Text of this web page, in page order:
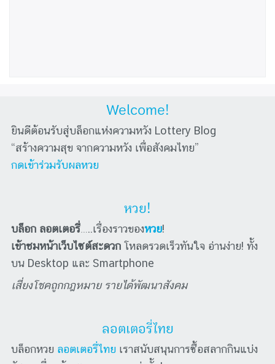
Welcome!
ยินดีต้อนรับสู่บล็อกแห่งความหวัง Lottery Blog
“สร้างความสุข จากความหวัง เพื่อสังคมไทย”
กดเข้าร่วมรับผลหวย
หวย!
บล็อก ลอตเตอรี่…..เรื่องราวของหวย!
เข้าชมหน้าเว็บไซต์สะดวก โหลดรวดเร็วทันใจ อ่านง่าย! ทั้ง
บน Desktop และ Smartphone
เสี่ยงโชคถูกกฎหมาย รายได้พัฒนาสังคม
ลอตเตอรี่ไทย
บล็อกหวย ลอตเตอรี่ไทย เราสนับสนุนการซื้อสลากกินแบ่ง